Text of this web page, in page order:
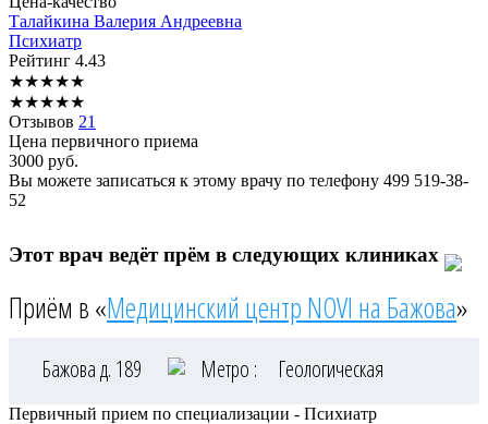
Талайкина Валерия Андреевна
Психиатр
Рейтинг 4.43
★★★★★
★★★★★
Отзывов 21
Цена первичного приема
3000 руб.
Вы можете записаться к этому врачу по телефону 499 519-38-
52
Этот врач ведёт прём в следующих клиниках
Приём в «Медицинский центр NOVI на Бажова»
Бажова д. 189 Метро : Геологическая
Первичный прием по специализации - Психиатр